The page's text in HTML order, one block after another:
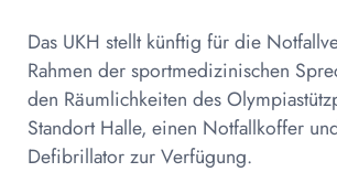
Das UKH stellt künftig für die
Rahmen der sportmedizinischen
den Räumlichkeiten des
Standort Halle, einen Notfallkoffer
Defibrillator zur Verfügung.